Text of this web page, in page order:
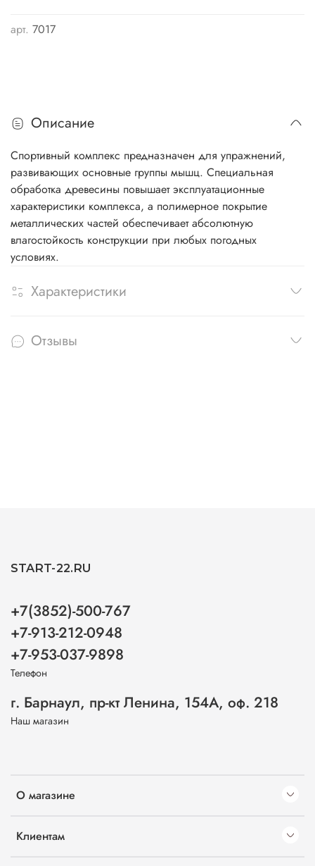
арт. 7017
Описание
Спортивный комплекс предназначен для упражнений,
развивающих основные группы мышц. Специальная
обработка древесины повышает эксплуатационные
характеристики комплекса, а полимерное покрытие
металлических частей обеспечивает абсолютную
влагостойкость конструкции при любых погодных
условиях.
Характеристики
Отзывы
О магазине
Клиентам
START-22.RU
+7(3852)-500-767
+7-913-212-0948
+7-953-037-9898
Телефон
г. Барнаул, пр-кт Ленина, 154А, оф. 218
Наш магазин